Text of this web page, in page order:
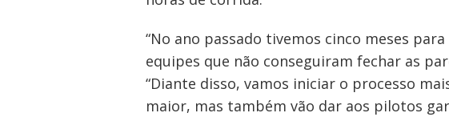
“No ano passado tivemos cinco meses
equipes que não conseguiram fechar as
“Diante disso, vamos iniciar o processo
maior, mas também vão dar aos pilotos